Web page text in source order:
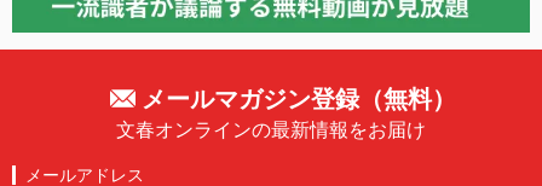
メールマガジン登録（無料）
文春オンラインの最新情報をお届け
メールアドレス